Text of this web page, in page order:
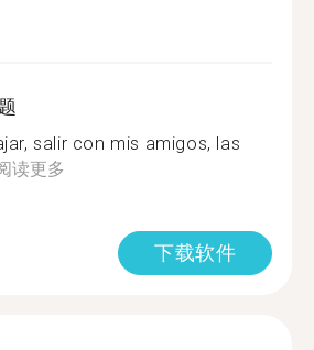
salir con mis amigos, las
读更多
下载软件